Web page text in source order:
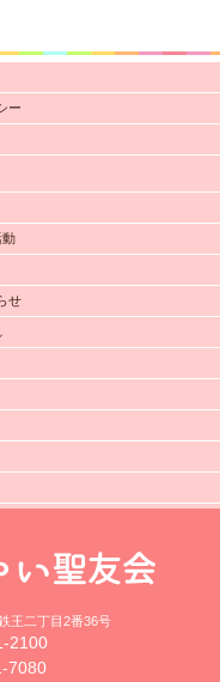
ー
動
せ
王二丁目2番36号
2100
7080